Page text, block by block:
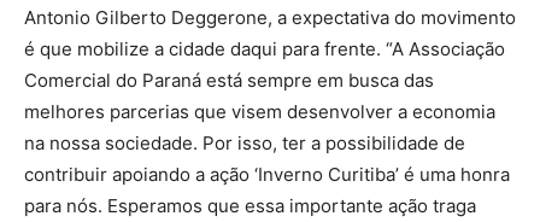
Antonio Gilberto Deggerone, a expectativa do movimento
é que mobilize a cidade daqui para frente. “A Associação
Comercial do Paraná está sempre em busca das
melhores parcerias que visem desenvolver a economia
na nossa sociedade. Por isso, ter a possibilidade de
contribuir apoiando a ação ‘Inverno Curitiba’ é uma honra
para nós. Esperamos que essa importante ação traga